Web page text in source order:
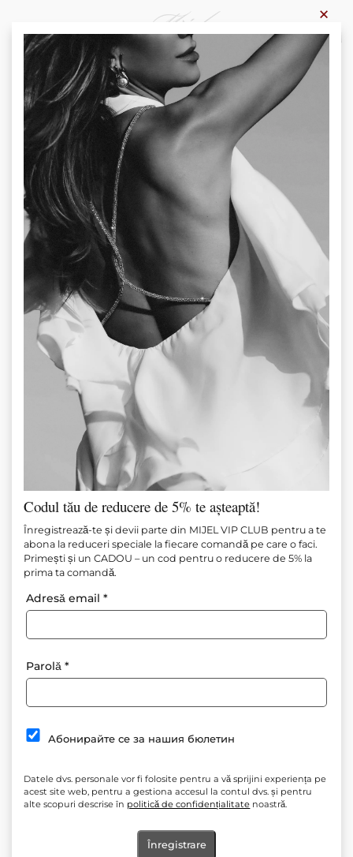
Acasă - Produse - Promoții
Promoții
Rochie Liquid Metal
(254.26 лв.) 90.00
(176.02 лв.)
Rochie lungă Liquid Metal
Top Liquid Metal Muse
(97.79 лв.)
Fustă Liquid Metal Muse
(88.01 лв.)
×
Codul tău de reducere de 5% te așteaptă!
Înregistrează-te și devii parte din MIJEL VIP CLUB pentru a te
abona la reduceri speciale la fiecare comandă pe care o faci.
Primești și un CADOU – un cod pentru o reducere de 5% la
prima ta comandă.
Adresă email*
Parolă*
Абонирайте се за нашия бюлетин
Datele dvs. personale vor fi folosite pentru a vă sprijini experiența pe
acest site web, pentru a gestiona accesul la contul dvs. și pentru
alte scopuri descrise în politică de confidențialitate noastră.
Înregistrare